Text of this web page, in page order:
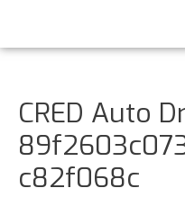
CRED Auto
c82f068c